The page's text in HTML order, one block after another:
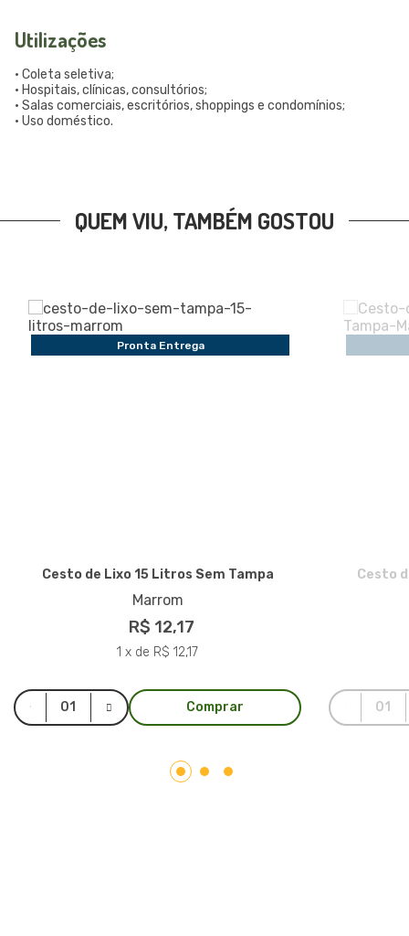
Utilizações
• Coleta seletiva;
• Hospitais, clínicas, consultórios;
• Salas comerciais, escritórios, shoppings e condomínios;
• Uso doméstico.
QUEM VIU, TAMBÉM GOSTOU
Pronta Entrega
Cesto de Lixo 15 Litros Sem Tampa
Marrom
R$ 12,17
1 x de R$ 12,17
Comprar
Cesto